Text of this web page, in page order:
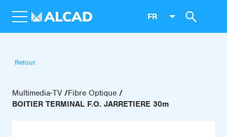
FR
Retour
Multimedia-TV
Fibre Optique
BOITIER TERMINAL F.O. JARRETIERE 30m